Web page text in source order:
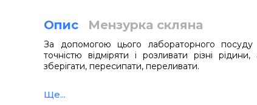
Опис Мензурка скляна
За допомогою цього лабораторного
точністю відміряти і розливати різні
зберігати, пересипати, переливати.
це в будь-якому випадку проявляється під час
Ще...